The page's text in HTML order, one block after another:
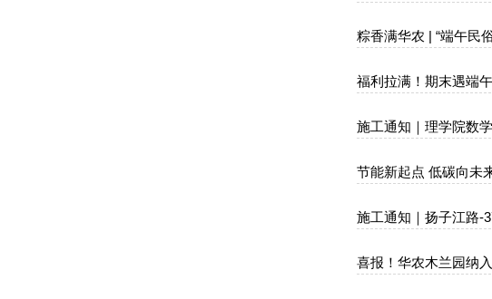
粽香满华农 | “端午民
福利拉满！期末遇端
施工通知｜理学院数
节能新起点 低碳向未
施工通知｜扬子江路-
喜报！华农木兰园纳